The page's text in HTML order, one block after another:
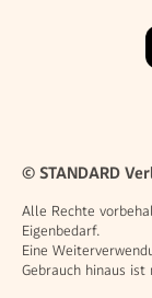
© STANDARD
Alle Rechte
Eigenbedarf.
Eine
Gebrauch hinaus